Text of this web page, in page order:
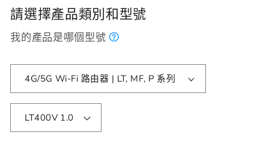
請選擇產品類別和型號
我的產品是哪個型號
4G/5G Wi-Fi 路由器 | LT, MF, P 系列
LT400V 1.0